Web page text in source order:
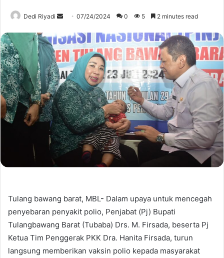
Dedi Riyadi
Send
email
07/24/2024 0 5 2 minutes read
Tulang bawang barat, MBL- Dalam upaya untuk mencegah
penyebaran penyakit polio, Penjabat (Pj) Bupati
Tulangbawang Barat (Tubaba) Drs. M. Firsada, beserta Pj
Ketua Tim Penggerak PKK Dra. Hanita Firsada, turun
langsung memberikan vaksin polio kepada masyarakat